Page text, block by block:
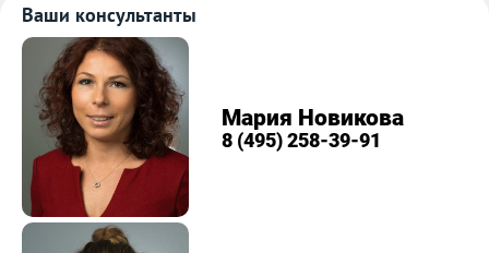
Ваши консультанты
Мария Новикова
8 (495) 258-39-91